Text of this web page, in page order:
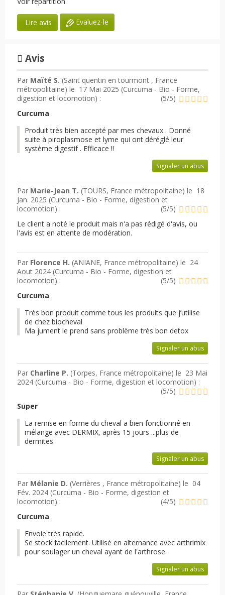
Lire avis Evaluez-le
Avis
Par Maïté S. (Saint quentin en tourmont , France
métropolitaine) le 17 Mai 2025 (Curcuma - Bio - Forme,
digestion et locomotion) : (5/5)
Curcuma
Produit très bien accepté par mes chevaux . Donné
suite à piroplasmose et lyme qui ont déréglé leur
système digestif . Efficace !!
Signaler un abus
Par Marie-Jean T. (TOURS, France métropolitaine) le 18
Jan. 2025 (Curcuma - Bio - Forme, digestion et
locomotion) : (5/5)
Le client a noté le produit mais n'a pas rédigé d'avis, ou
l'avis est en attente de modération.
Par Florence H. (ANIANE, France métropolitaine) le 24
Aout 2024 (Curcuma - Bio - Forme, digestion et
locomotion) : (5/5)
Curcuma
Très bon produit comme tous les produits que j’utilise
de chez biocheval
Ma jument le prend sans problème très bon detox
Signaler un abus
Par Charline P. (Torpes, France métropolitaine) le 23 Mai
2024 (Curcuma - Bio - Forme, digestion et locomotion) :
(5/5)
Super
La remise en forme du cheval a bien fonctionné en
mélange avec DERMIX, après 15 jours ...plus de
dermites
Signaler un abus
Par Mélanie D. (Verrières , France métropolitaine) le 04
Fév. 2024 (Curcuma - Bio - Forme, digestion et
locomotion) : (4/5)
Curcuma
Envoie très rapide.
Se stock facilement. Utilisé en alternance avec arthrimix
pour soulager un cheval ayant de l'arthrose.
Signaler un abus